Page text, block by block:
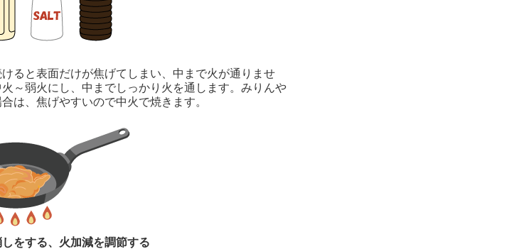
ると表面だけが焦げてしまい、中まで火が通りませ
～弱火にし、中までしっかり火を通します。みりんや
は、焦げやすいので中火で焼きます。
をする、火加減を調節する